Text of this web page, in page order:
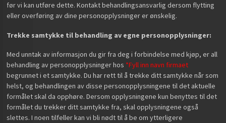
før vi kan utføre dette. Kontakt behandlingsansvarlig dersom flytting
eller overføring av dine personopplysninger er ønskelig.
Trekke samtykke til behandling av egne personopplysninger:
Med unntak av informasjon du gir fra deg i forbindelse med kjøp, er all
behandling av personopplysninger hos *Fyll inn navn firmaet
begrunnet i et samtykke. Du har rett til å trekke ditt samtykke når som
helst, og behandlingen av disse personopplysningene til det aktuelle
formålet skal da opphøre. Dersom opplysningene kun benyttes til det
formålet du trekker ditt samtykke fra, skal opplysningene også
slettes. I noen tilfeller kan vi bli nødt til å be om ytterligere